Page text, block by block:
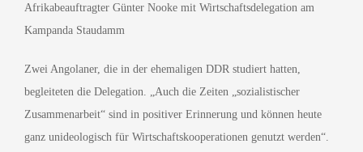
Afrikabeauftragter Günter Nooke mit Wirtschaftsdelegation am
Kampanda Staudamm
Zwei Angolaner, die in der ehemaligen DDR studiert hatten,
begleiteten die Delegation. „Auch die Zeiten „sozialistischer
Zusammenarbeit“ sind in positiver Erinnerung und können heute
ganz unideologisch für Wirtschaftskooperationen genutzt werden“.